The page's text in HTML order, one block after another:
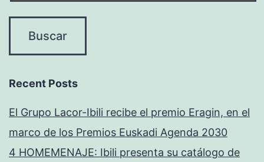
Recent Posts
El Grupo Lacor-Ibili recibe el premio Eragin, en el
marco de los Premios Euskadi Agenda 2030
4 HOMEMENAJE: Ibili presenta su catálogo de